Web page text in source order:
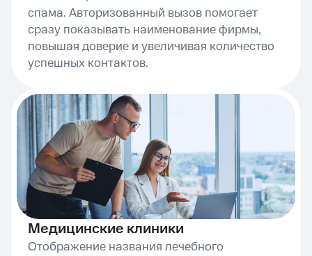
спама. Авторизованный вызов помогает
сразу показывать наименование фирмы,
повышая доверие и увеличивая количество
успешных контактов.
Медицинские клиники
Отображение названия лечебного